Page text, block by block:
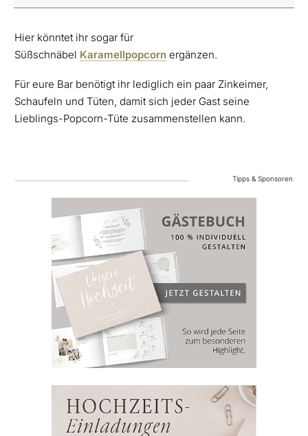
Hier könntet ihr sogar für
Süßschnäbel Karamellpopcorn ergänzen.
Für eure Bar benötigt ihr lediglich ein paar Zinkeimer,
Schaufeln und Tüten, damit sich jeder Gast seine
Lieblings-Popcorn-Tüte zusammenstellen kann.
Tipps & Sponsoren